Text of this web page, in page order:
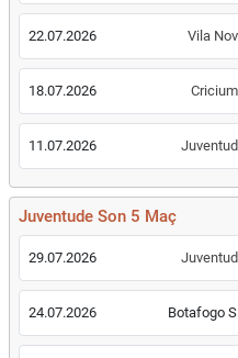
22.07.2026 Vila
18.07.2026
11.07.2026
Juventude Son 5 Maç
29.07.2026
24.07.2026 Botafogo